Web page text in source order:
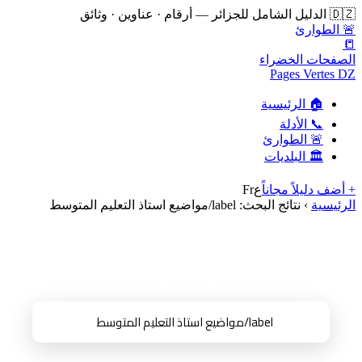
🇩🇿 الدليل الشامل للجزائر — أرقام · عناوين · وثائق
🚨 الطوارئ
📒
الصفحات الخضراء
Pages Vertes DZ
🏠 الرئيسية
📞 الأدلة
🚨 الطوارئ
🏛️ البلديات
+ أضف دليلاً مجاناًعFr
الرئيسية › نتائج البحث: label/مواضيع استاذ التعليم المتوسط